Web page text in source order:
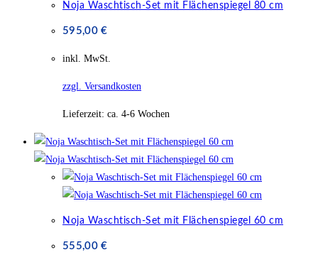
Noja Waschtisch-Set mit Flächenspiegel 80 cm
595,00€
inkl. MwSt.
zzgl. Versandkosten
Lieferzeit: ca. 4-6 Wochen
Noja Waschtisch-Set mit Flächenspiegel 60 cm
555,00€